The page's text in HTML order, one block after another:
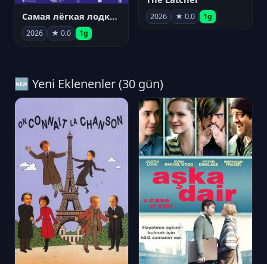
Самая лёгкая лодка в мире
2026 ★ 0.0 1g
2026 ★ 0.0 1g
🆕 Yeni Eklenenler (30 gün)